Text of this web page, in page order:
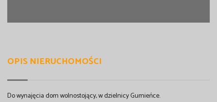
OPIS NIERUCHOMOŚCI
Do wynajęcia dom wolnostojący, w dzielnicy Gumieńce.